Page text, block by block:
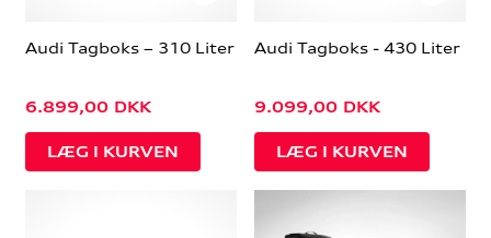
Audi Tagboks – 310 Liter
6.899,00 DKK
Audi Tagboks - 430 Liter
9.099,00 DKK